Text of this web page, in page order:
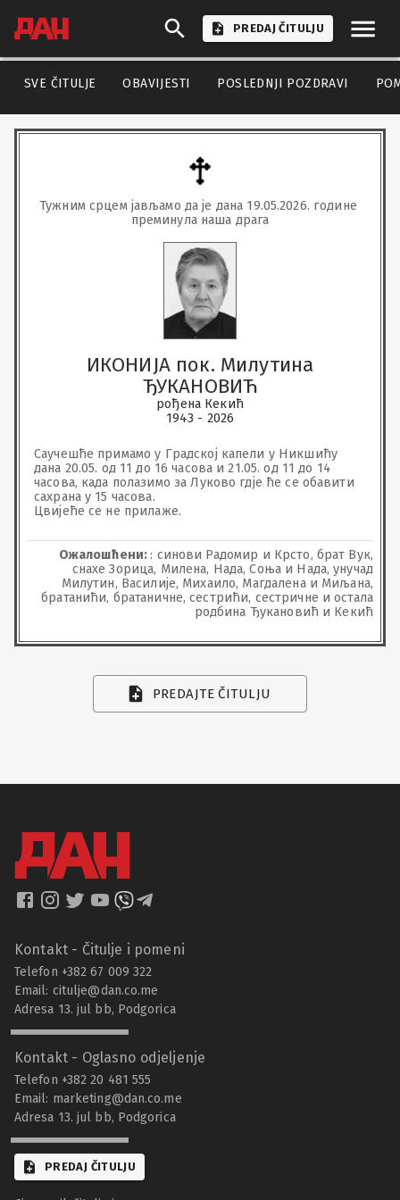
PREDAJ ČITULJU
SVE ČITULJE OBAVIJESTI POSLEDNJI POZDRAVI
Тужним срцем јављамо да је дана 19.05.2026. године
преминула наша драга
ИКОНИЈА пок. Милутина
ЂУКАНОВИЋ
рођена Кекић
1943 - 2026
Саучешће примамо у Градској капели у Никшићу
дана 20.05. од 11 до 16 часова и 21.05. од 11 до 14
часова, када полазимо за Луково гдје ће се обавити
сахрана у 15 часова.
Цвијеће се не прилаже.
Ожалошћени:: синови Радомир и Крсто, брат Вук,
снахе Зорица, Милена, Нада, Соња и Нада, унучад
Милутин, Василије, Михаило, Магдалена и Миљана,
братанићи, братаничне, сестрићи, сестричне и остала
родбина Ђукановић и Кекић
PREDAJTE ČITULJU
Kontakt - Čitulje i pomeni
Telefon +382 67 009 322
Email: citulje@dan.co.me
Adresa 13. jul bb, Podgorica
Kontakt - Oglasno odjeljenje
Telefon +382 20 481 555
Email: marketing@dan.co.me
Adresa 13. jul bb, Podgorica
PREDAJ ČITULJU